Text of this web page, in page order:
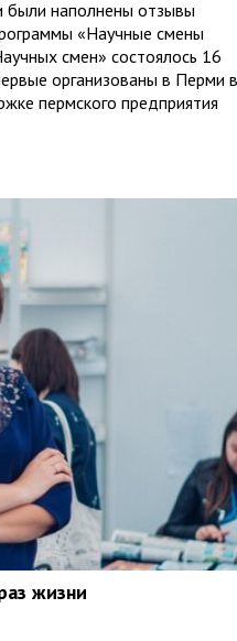
были наполнены отзывы
«Научные смены
смен» состоялось 16
организованы в Перми в
пермского предприятия
жизни